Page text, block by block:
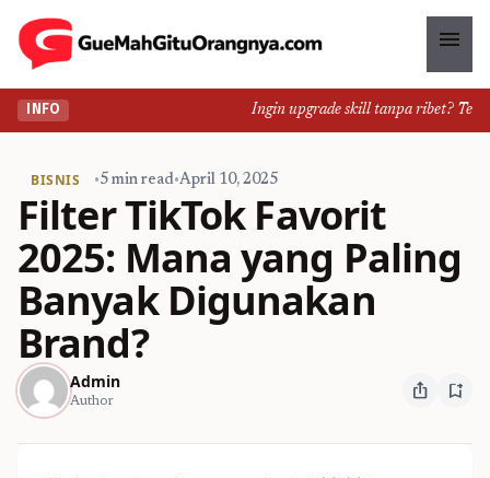
menu
INFO Ingin upgrade skill tanpa ribet?
BISNIS •5 min read•April 10, 2025
Filter TikTok Favorit
2025: Mana yang Paling
Banyak Digunakan
Brand?
Admin
Author ios_share bookmark_add